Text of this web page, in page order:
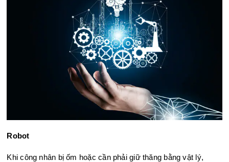
Robot
Khi công nhân bị ốm hoặc cần phải giữ thăng bằng vật lý,